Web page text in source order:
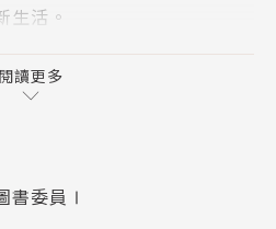
生活。
，在這裡，個性鮮明的教師們
作魔導具，領主候補生也要學
宿舍生活，一邊和老師、同
閱讀更多
書委員Ⅰ